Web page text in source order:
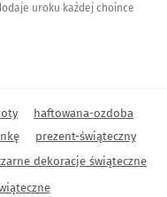
uroku każdej choince
haftowana-ozdoba
prezent-świąteczny
dekoracje świąteczne